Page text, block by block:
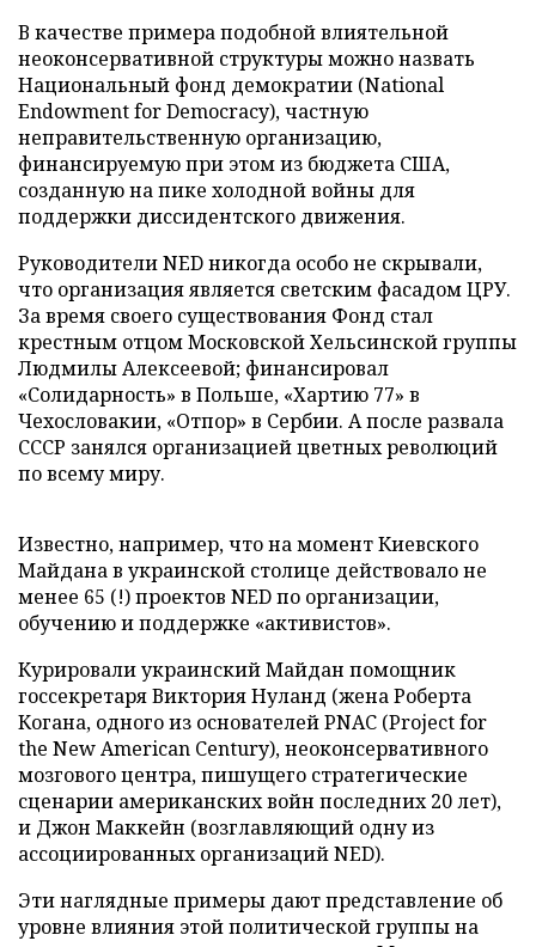
В качестве примера подобной влиятельной
неоконсервативной структуры можно назвать
Национальный фонд демократии (Nаtional
Endowment for Democracy), частную
неправительственную организацию,
финансируемую при этом из бюджета США,
созданную на пике холодной войны для
поддержки диссидентского движения.
Руководители NED никогда особо не скрывали,
что организация является светским фасадом ЦРУ.
За время своего существования Фонд стал
крестным отцом Московской Хельсинской группы
Людмилы Алексеевой; финансировал
«Солидарность» в Польше, «Хартию 77» в
Чехословакии, «Отпор» в Сербии. А после развала
СССР занялся организацией цветных революций
по всему миру.
Известно, например, что на момент Киевского
Майдана в украинской столице действовало не
менее 65 (!) проектов NED по организации,
обучению и поддержке «активистов».
Курировали украинский Майдан помощник
госсекретаря Виктория Нуланд (жена Роберта
Когана, одного из основателей PNAC (Project for
the New American Century), неоконсервативного
мозгового центра, пишущего стратегические
сценарии американских войн последних 20 лет),
и Джон Маккейн (возглавляющий одну из
ассоциированных организаций NED).
Эти наглядные примеры дают представление об
уровне влияния этой политической группы на